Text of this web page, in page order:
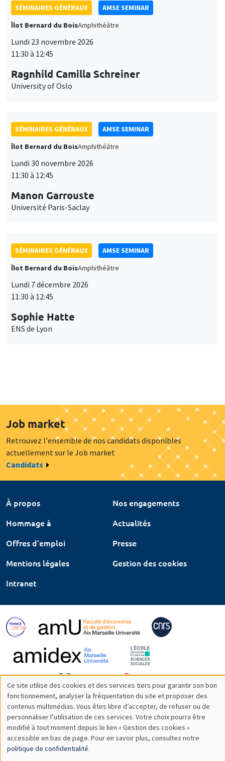
SÉMINAIRES GÉNÉRAUX
AMSE SEMINAR
Îlot Bernard du BoisAmphithéâtre
Lundi 23 novembre 2026
11:30 à 12:45
Ragnhild Camilla Schreiner
University of Oslo
SÉMINAIRES GÉNÉRAUX
AMSE SEMINAR
Îlot Bernard du BoisAmphithéâtre
Lundi 30 novembre 2026
11:30 à 12:45
Manon Garrouste
Université Paris-Saclay
SÉMINAIRES GÉNÉRAUX
AMSE SEMINAR
Îlot Bernard du BoisAmphithéâtre
Lundi 7 décembre 2026
11:30 à 12:45
Sophie Hatte
ENS de Lyon
Job market
Retrouvez l'ensemble de nos candidats disponibles
actuellement sur le Job market
Candidats
À propos
Nos engagements
Hommage à
Actualités
Offres d'emploi
Presse
Mentions légales
Gestion des cookies
Intranet
Utilisation
des
données
personnelles
Ce site utilise des cookies et des services tiers pour garantir son bon
fonctionnement, analyser la fréquentation du site et proposer des
contenus multimédias. Vous êtes libre d’accepter, de refuser ou de
personnaliser l’utilisation de ces services. Votre choix pourra être
modifié à tout moment depuis le lien « Gestion des cookies »
accessible en bas de page. Pour en savoir plus, consultez notre
politique de confidentialité.